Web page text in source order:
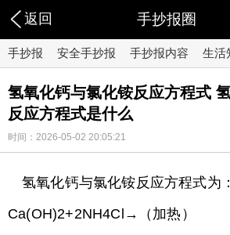
返回 手抄报圈
手抄报 安全手抄报 手抄报内容 生活
氢氧化钙与氯化铵反应方程式
反应方程式是什么
时间：2026-05-02 20:05:21
氢氧化钙与氯化铵反应方程式为：
Ca(OH)2+2NH4Cl→（加热）